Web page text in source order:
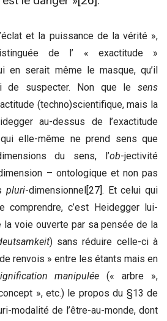
et la puissance de la vérité »,
de l’ « exactitude »
en serait même le masque, qu’il
de suspecter. Non que le sens
(techno)scientifique, mais la
au-dessus de l’exactitude
elle-même ne prend sens que
du sens, l’ob-jectivité
– ontologique et non pas
pluri-dimensionnel [27] . Et celui qui
comprendre, c’est Heidegger lui-
la voie ouverte par sa pensée de la
) sans réduire celle-ci à
renvois » entre les étants mais en
manipulée (« arbre »,
», etc.) le propos du §13 de
modalité de l’être-au-monde, dont